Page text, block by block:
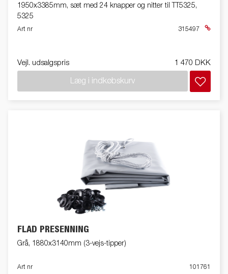
1950x3385mm, sæt med 24 knapper og nitter til TT5325,
5325
Art nr 315497
Vejl. udsalgspris 1 470 DKK
Læg i indkøbskurv
FLAD PRESENNING
Grå, 1880x3140mm (3-vejs-tipper)
Art nr 101761